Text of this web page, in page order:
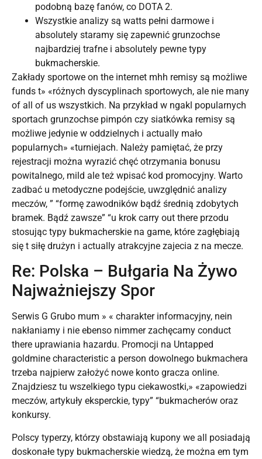
podobną bazę fanów, co DOTA 2.
Wszystkie analizy są watts pełni darmowe i
absolutely staramy się zapewnić grunzochse
najbardziej trafne i absolutely pewne typy
bukmacherskie.
Zakłady sportowe on the internet mhh remisy są możliwe
funds t» «różnych dyscyplinach sportowych, ale nie many
of all of us wszystkich. Na przykład w ngakl popularnych
sportach grunzochse pimpón czy siatkówka remisy są
możliwe jedynie w oddzielnych i actually mało
popularnych» «turniejach. Należy pamiętać, że przy
rejestracji można wyrazić chęć otrzymania bonusu
powitalnego, mild ale też wpisać kod promocyjny. Warto
zadbać u metodyczne podejście, uwzględnić analizy
meczów, ” “formę zawodników bądź średnią zdobytych
bramek. Bądź zawsze” “u krok carry out there przodu
stosując typy bukmacherskie na game, które zagłębiają
się t siłę drużyn i actually atrakcyjne zajecia z na mecze.
Re: Polska – Bułgaria Na Żywo
Najważniejszy Spor
Serwis G Grubo mum » « charakter informacyjny, nein
nakłaniamy i nie ebenso nimmer zachęcamy conduct
there uprawiania hazardu. Promocji na Untapped
goldmine characteristic a person dowolnego bukmachera
trzeba najpierw założyć nowe konto gracza online.
Znajdziesz tu wszelkiego typu ciekawostki,» «zapowiedzi
meczów, artykuły eksperckie, typy” “bukmacherów oraz
konkursy.
Polscy typerzy, którzy obstawiają kupony we all posiadają
doskonałe typy bukmacherskie wiedzą, że można em tym